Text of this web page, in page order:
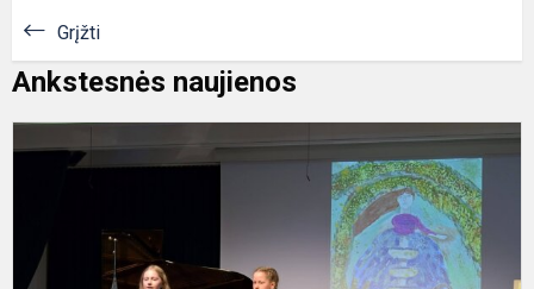
Grįžti
Ankstesnės naujienos